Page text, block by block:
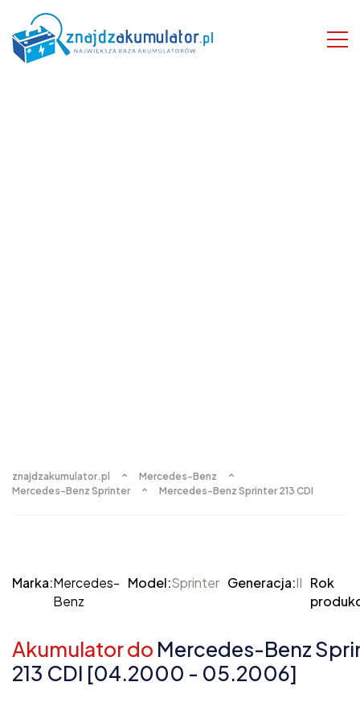
znajdzakumulator.pl
Mercedes-Benz
Mercedes-Benz Sprinter
Mercedes-Benz Sprinter 213 CDI
Marka:Mercedes-
Benz
Model:Sprinter Generacja:II Rok
Akumulator do Mercedes-Benz
213 CDI [04.2000 - 05.2006]